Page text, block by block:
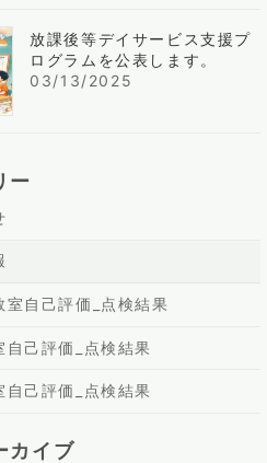
放課後等デイサービス支援プ
ログラムを公表します。
03/13/2025
ー
室自己評価_点検結果
自己評価_点検結果
自己評価_点検結果
カイブ